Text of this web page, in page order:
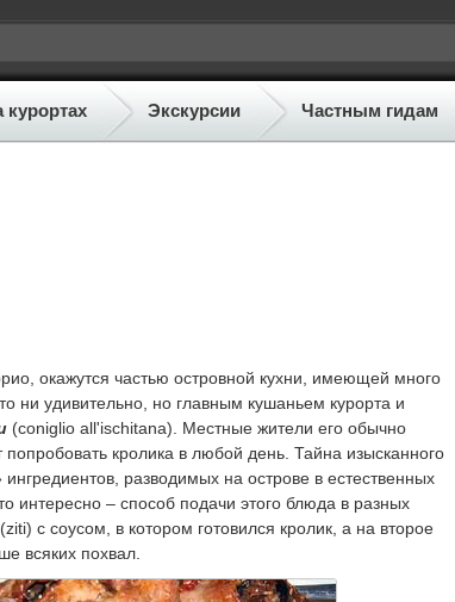
курортах Экскурсии Частным гидам
окажутся частью островной кухни, имеющей много
ни удивительно, но главным кушаньем курорта и
(coniglio all'ischitana). Местные жители его обычно
попробовать кролика в любой день. Тайна изысканного
разводимых на острове в естественных
интересно – способ подачи этого блюда в разных
c соусом, в котором готовился кролик, а на второе
всяких похвал.